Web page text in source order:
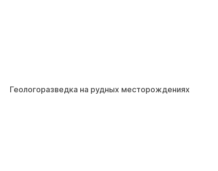
Геологоразведка на рудных месторождениях